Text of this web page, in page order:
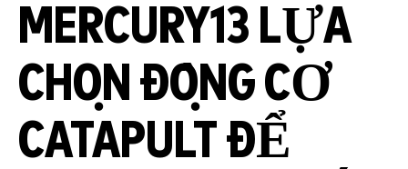
MERCURY13 LỰA
CHỌN ĐỘNG CƠ
CATAPULT ĐỂ